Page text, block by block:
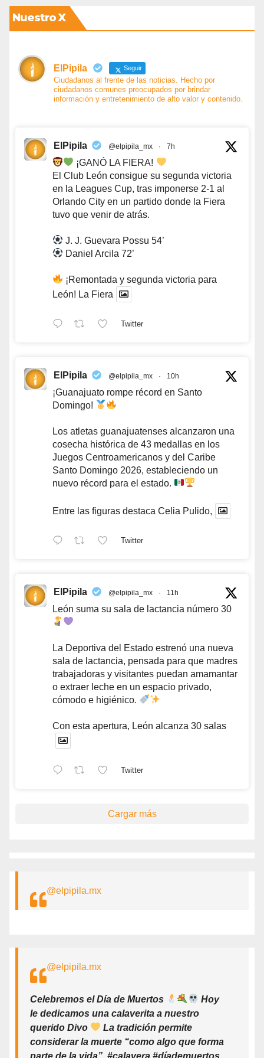
Nuestro X
ElPipila Seguir
Ciudadanos al frente de las noticias. Hecho por
ciudadanos comunes preocupados por brindar
información y entretenimiento de alto valor y contenido.
ElPipila @elpipila_mx · 7h
¡GANÓ LA FIERA!
El Club León consigue su segunda victoria
en la Leagues Cup, tras imponerse 2-1 al
Orlando City en un partido donde la Fiera
tuvo que venir de atrás.
J. J. Guevara Possu 54’
Daniel Arcila 72’
¡Remontada y segunda victoria para
León! La Fiera
Twitter
ElPipila @elpipila_mx · 10h
¡Guanajuato rompe récord en Santo
Domingo!
Los atletas guanajuatenses alcanzaron una
cosecha histórica de 43 medallas en los
Juegos Centroamericanos y del Caribe
Santo Domingo 2026, estableciendo un
nuevo récord para el estado.
Entre las figuras destaca Celia Pulido,
Twitter
ElPipila @elpipila_mx · 11h
León suma su sala de lactancia número 30
La Deportiva del Estado estrenó una nueva
sala de lactancia, pensada para que madres
trabajadoras y visitantes puedan amamantar
o extraer leche en un espacio privado,
cómodo e higiénico.
Con esta apertura, León alcanza 30 salas
Twitter
Cargar más
@elpipila.mx
@elpipila.mx
Celebremos el Día de Muertos
Hoy
le dedicamos una calaverita a nuestro
querido Divo
La tradición permite
considerar la muerte “como algo que forma
parte de la vida”. #calavera #díademuertos